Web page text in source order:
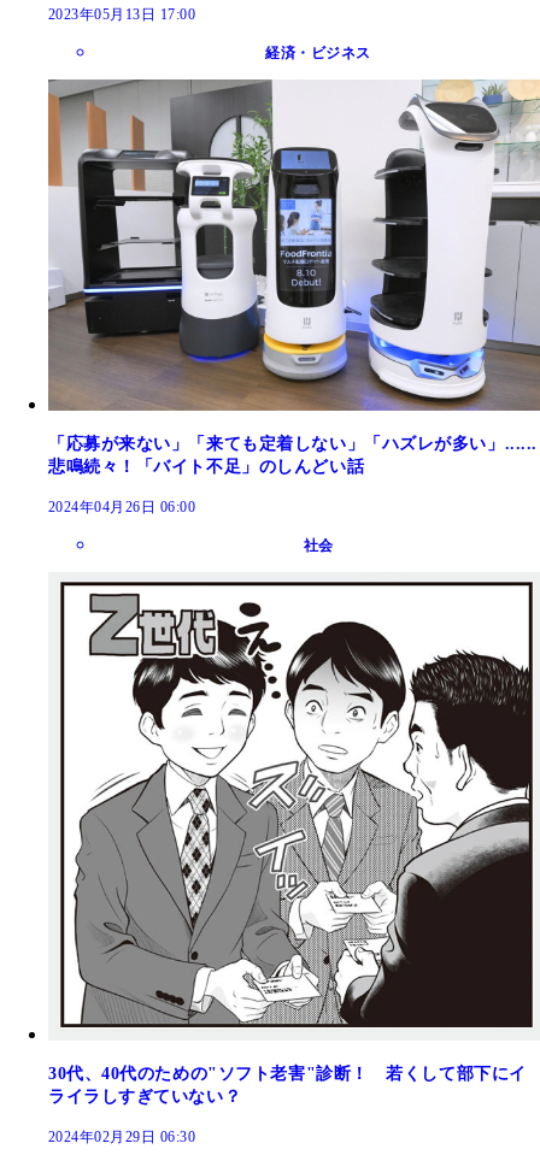
2023年05月13日 17:00
経済・ビジネス
「応募が来ない」「来ても定着しない」「ハズレが多い」......
悲鳴続々！「バイト不足」のしんどい話
2024年04月26日 06:00
社会
30代、40代のための"ソフト老害"診断！ 若くして部下にイ
ライラしすぎていない？
2024年02月29日 06:30